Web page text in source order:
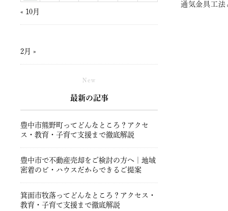
通気金具工法
« 10月
2月 »
New
最新の記事
豊中市熊野町ってどんなところ？アクセ
ス・教育・子育て支援まで徹底解説
豊中市で不動産売却をご検討の方へ｜地域
密着のビ・ハウスだからできるご提案
箕面市牧落ってどんなところ？アクセス・
教育・子育て支援まで徹底解説